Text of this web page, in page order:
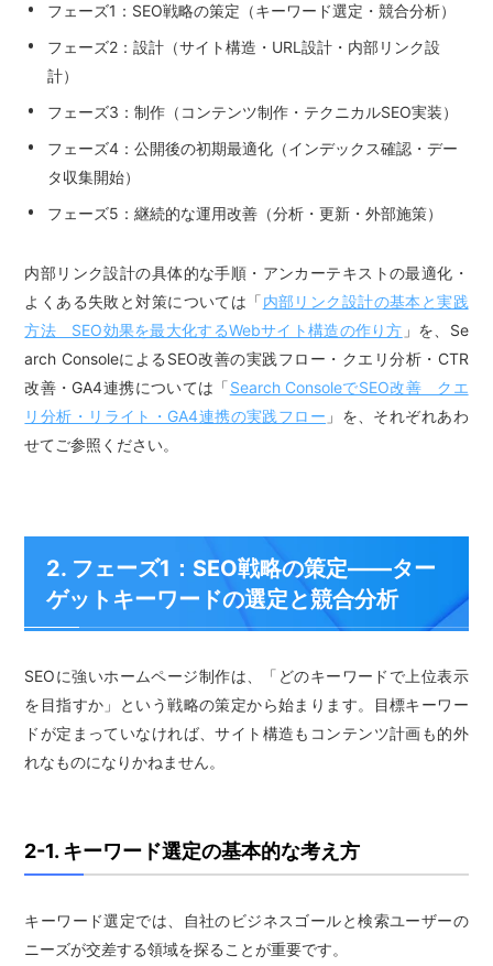
フェーズ1：SEO戦略の策定（キーワード選定・競合分析）
フェーズ2：設計（サイト構造・URL設計・内部リンク設
計）
フェーズ3：制作（コンテンツ制作・テクニカルSEO実装）
フェーズ4：公開後の初期最適化（インデックス確認・デー
タ収集開始）
フェーズ5：継続的な運用改善（分析・更新・外部施策）
内部リンク設計の具体的な手順・アンカーテキストの最適化・
よくある失敗と対策については「内部リンク設計の基本と実践
方法 SEO効果を最大化するWebサイト構造の作り方 」を、Se
arch ConsoleによるSEO改善の実践フロー・クエリ分析・CTR
改善・GA4連携については「Search ConsoleでSEO改善 クエ
リ分析・リライト・GA4連携の実践フロー 」を、それぞれあわ
せてご参照ください。
2. フェーズ1：SEO戦略の策定——ター
ゲットキーワードの選定と競合分析
SEOに強いホームページ制作は、「どのキーワードで上位表示
を目指すか」という戦略の策定から始まります。目標キーワー
ドが定まっていなければ、サイト構造もコンテンツ計画も的外
れなものになりかねません。
2-1. キーワード選定の基本的な考え方
キーワード選定では、自社のビジネスゴールと検索ユーザーの
ニーズが交差する領域を探ることが重要です。